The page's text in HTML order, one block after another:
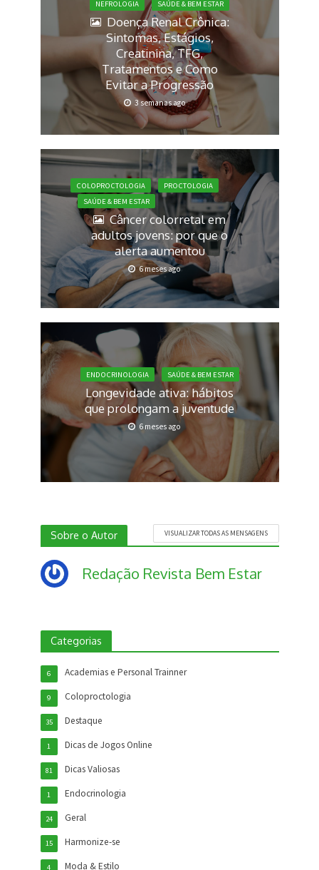
NEFROLOGIA SAÚDE & BEM ESTAR
Doença Renal Crônica:
Sintomas, Estágios,
Creatinina, TFG,
Tratamentos e Como
Evitar a Progressão
3 semanas ago
COLOPROCTOLOGIA
PROCTOLOGIA
SAÚDE & BEM ESTAR
Câncer colorretal em
adultos jovens: por que o
alerta aumentou
6 meses ago
ENDOCRINOLOGIA SAÚDE & BEM ESTAR
Longevidade ativa: hábitos
que prolongam a juventude
6 meses ago
Sobre o Autor VISUALIZAR TODAS AS MENSAGENS
Redação Revista Bem Estar
Categorias
Academias e Personal Trainner
6
Coloproctologia
9
Destaque
35
Dicas de Jogos Online
1
Dicas Valiosas
81
Endocrinologia
1
Geral
24
Harmonize-se
15
Moda & Estilo
4